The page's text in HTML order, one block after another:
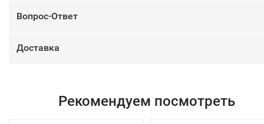
Вопрос-Ответ
Доставка
Рекомендуем посмотреть